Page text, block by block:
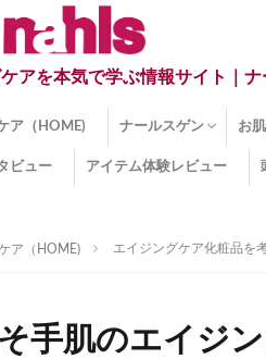
アを本気で学ぶ情報サイト｜
ア（HOME) ナールスゲン
ナールスゲンとは？
ナールスゲン関連成分
お
イ
く
目
しみ
しわ
顔
ほ
毛穴
手
乾
敏
紫
薄毛
そ
ビュー アイテム体験レビュー
ア（HOME) エイジングケア化粧品を
手肌のエイジ